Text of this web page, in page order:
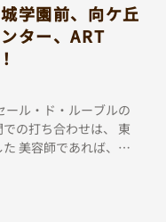
学園前、向ケ丘
ター、ART
ール・ド・ルーブルの
の打ち合わせは、 東
美容師であれば、一